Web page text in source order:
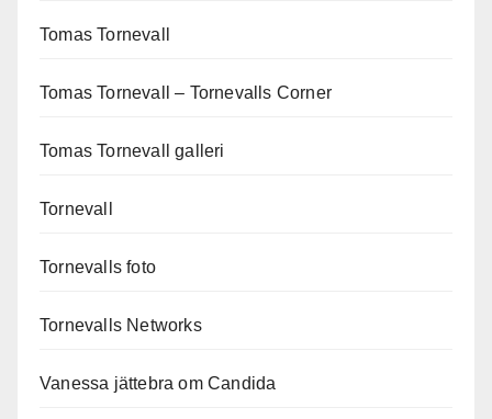
Tomas Tornevall
Tomas Tornevall – Tornevalls Corner
Tomas Tornevall galleri
Tornevall
Tornevalls foto
Tornevalls Networks
Vanessa jättebra om Candida